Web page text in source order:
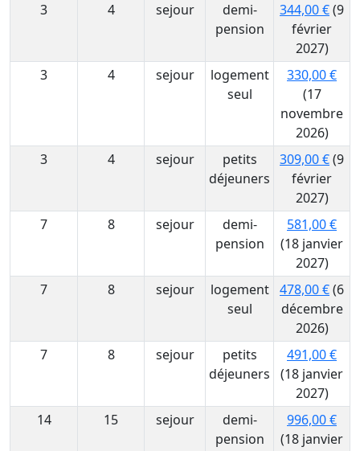
3
4 sejour
demi-
pension
344,00 €(9
février
2027)
3
4 sejour
logement
seul
330,00 €
(17
novembre
2026)
3
4 sejour
petits
déjeuners
309,00 €(9
février
2027)
7
8 sejour
demi-
pension
581,00 €
(18 janvier
2027)
7
8 sejour
logement
seul
478,00 €(6
décembre
2026)
7
8 sejour
petits
déjeuners
491,00 €
(18 janvier
2027)
14
15 sejour
demi-
pension
996,00 €
(18 janvier